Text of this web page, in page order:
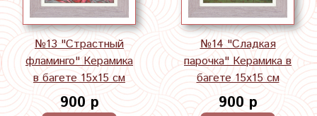
№13 "Страстный
фламинго" Керамика
в багете 15х15 см
900 р
№14 "Сладкая
парочка" Керамика в
багете 15х15 см
900 р